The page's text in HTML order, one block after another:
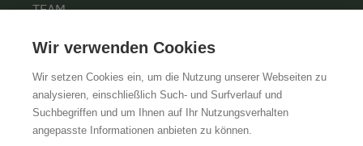
TEAM
KARRIERE
AGBIMPRESSUMDATENSCHUTZ
Wir verwenden Cookies
Wir setzen Cookies ein, um die Nutzung unserer Webseiten zu
analysieren, einschließlich Such- und Surfverlauf und
Suchbegriffen und um Ihnen auf Ihr Nutzungsverhalten
angepasste Informationen anbieten zu können.